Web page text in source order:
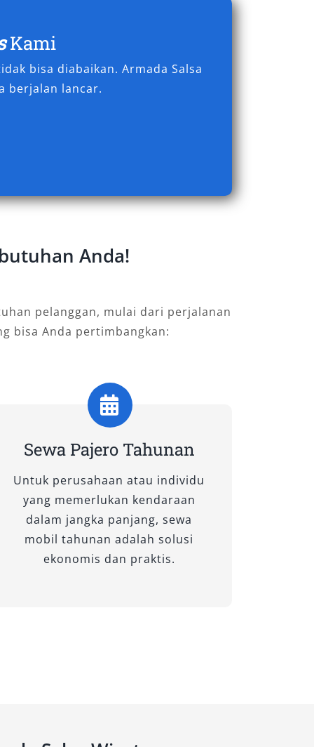
Kami
bisa diabaikan. Armada Salsa
berjalan lancar.
Anda!
pelanggan, mulai dari perjalanan
bisa Anda pertimbangkan:
Sewa Pajero Tahunan
Untuk perusahaan atau individu
yang memerlukan kendaraan
dalam jangka panjang, sewa
mobil tahunan adalah solusi
ekonomis dan praktis.